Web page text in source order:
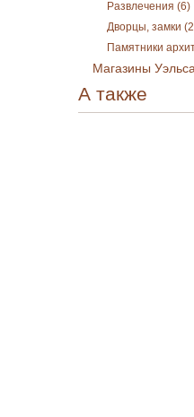
Развлечения (6)
Дворцы, замки
Памятники
Магазины
А также